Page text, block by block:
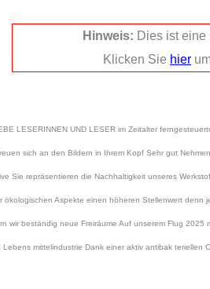
LESERINNEN UND LESER im Zeitalter
sich an den Bildern in Ihrem Kopf Sehr gut
Sie repräsentieren die Nachhaltigkeit unseres
Aspekte einen höheren Stellenwert
wir beständig neue Freiräume Auf unserem Flug
mittelindustrie Dank einer aktiv antibak
Hinweis: Dies ist
Klicken Sie hier